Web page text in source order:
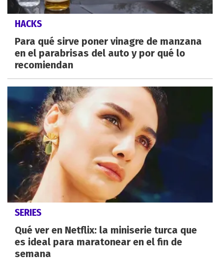
HACKS
Para qué sirve poner vinagre de manzana
en el parabrisas del auto y por qué lo
recomiendan
SERIES
Qué ver en Netflix: la miniserie turca que
es ideal para maratonear en el fin de
semana